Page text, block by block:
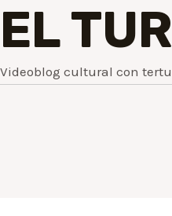
EL
Videoblog cultural con